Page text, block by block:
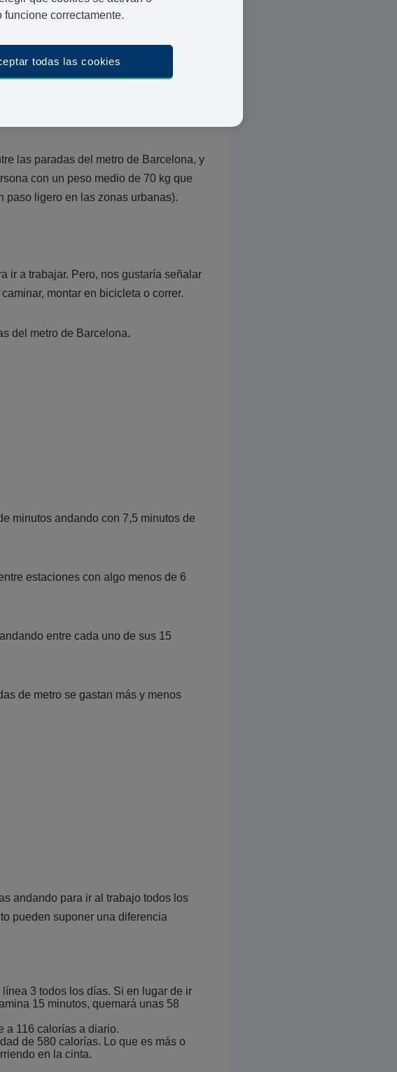
el mapa de calorías de Barcelona es
trayecto diario en metro por algo de
unos meses, muchos lectores nos
las paradas del metro de Barcelona, y
con un peso medio de 70 kg que
paso ligero en las zonas urbanas).
ir a trabajar. Pero, nos gustaría señalar
montar en bicicleta o correr.
del metro de Barcelona.
minutos andando con 7,5 minutos de
estaciones con algo menos de 6
entre cada uno de sus 15
de metro se gastan más y menos
andando para ir al trabajo todos los
pueden suponer una diferencia
3 todos los días. Si en lugar de ir
15 minutos, quemará unas 58
a 116 calorías a diario.
de 580 calorías. Lo que es más o
en la cinta.
correctamente.
todas las cookies